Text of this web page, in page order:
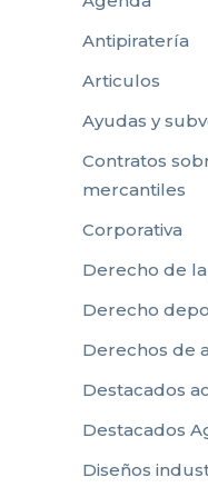
Antipiratería
Articulos
Ayudas y
Contratos
mercantiles
Corporativa
Derecho de
Derecho
Derechos de
Destacados
Destacados
Diseños